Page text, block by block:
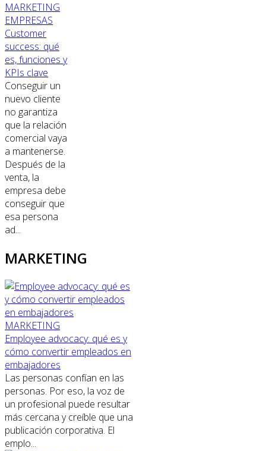
MARKETING
EMPRESAS
Customer
success: qué
es, funciones y
KPIs clave
Conseguir un
nuevo cliente
no garantiza
que la relación
comercial vaya
a mantenerse.
Después de la
venta, la
empresa debe
conseguir que
esa persona
ad...
MARKETING
MARKETING
Employee advocacy: qué es y
cómo convertir empleados en
embajadores
Las personas confían en las
personas. Por eso, la voz de
un profesional puede resultar
más cercana y creíble que una
publicación corporativa. El
emplo...